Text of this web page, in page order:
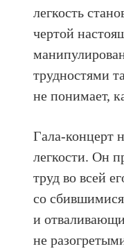
легкость
чертой
трудностями
не понимает,
Гала-концерт
легкости. Он
труд во всей
со
и
не